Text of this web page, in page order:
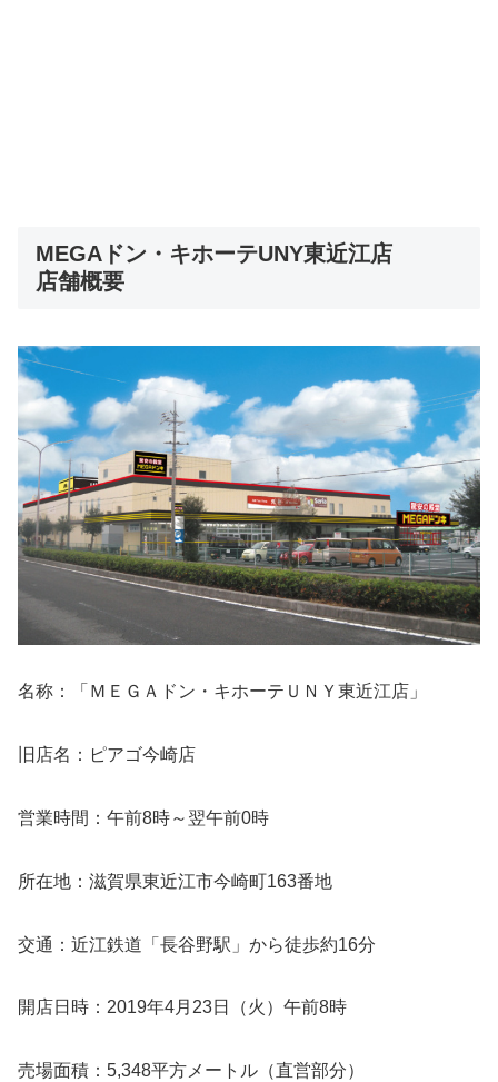
MEGAドン・キホーテUNY東近江店
店舗概要
名称：「ＭＥＧＡドン・キホーテＵＮＹ東近江店」
旧店名：ピアゴ今崎店
営業時間：午前8時～翌午前0時
所在地：滋賀県東近江市今崎町163番地
交通：近江鉄道「長谷野駅」から徒歩約16分
開店日時：2019年4月23日（火）午前8時
売場面積：5,348平方メートル（直営部分）